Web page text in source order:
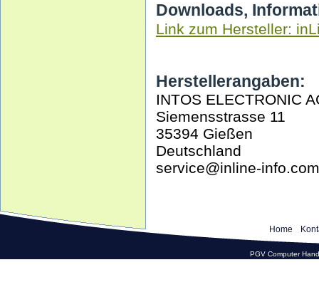
Downloads,
Link zum Hersteller:
Herstellerangaben:
INTOS ELECTRONIC
Siemensstrasse 11
35394 Gießen
Deutschland
service@inline-info.com
Home
PGV Computer